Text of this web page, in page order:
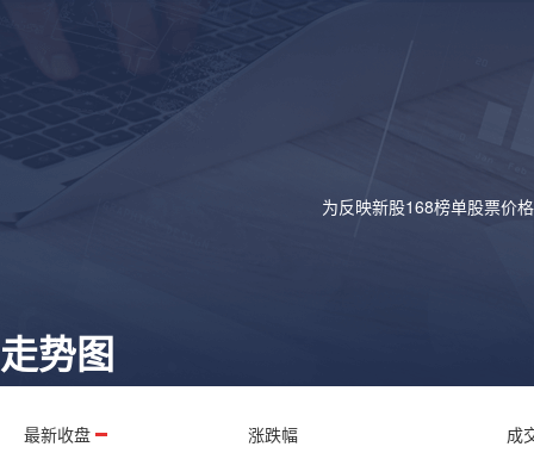
为反映新股168榜单股票价
走势图
最新收盘 涨跌幅 成